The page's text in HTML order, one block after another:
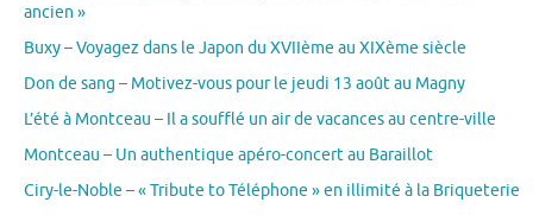
ancien »
Buxy – Voyagez dans le Japon du XVIIème au XIXème siècle
Don de sang – Motivez-vous pour le jeudi 13 août au Magny
L’été à Montceau – Il a soufflé un air de vacances au centre-ville
Montceau – Un authentique apéro-concert au Baraillot
Ciry-le-Noble – « Tribute to Téléphone » en illimité à la Briqueterie